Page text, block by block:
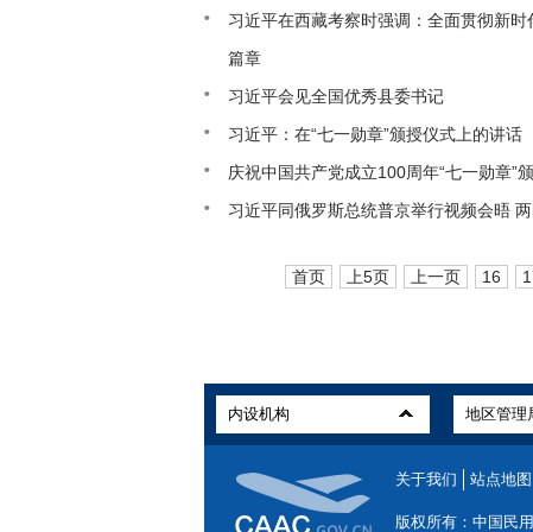
习近平在西藏考察时强调：全面贯彻新
篇章
习近平会见全国优秀县委书记
习近平：在“七一勋章”颁授仪式上的讲话
庆祝中国共产党成立100周年“七一勋章”
习近平同俄罗斯总统普京举行视频会晤
首页 上5页 上一页 16
关于我们 站点地图
版权所有：中国民